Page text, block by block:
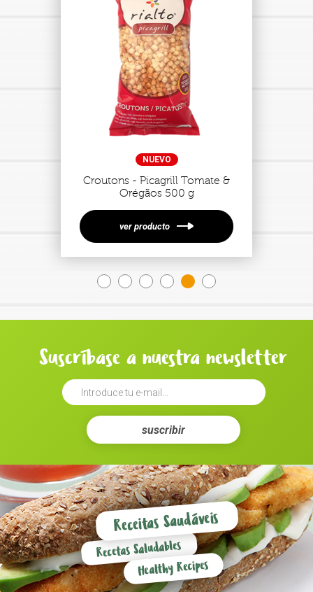
NUEVO
Croutons - Picagrill Tomate &
Orégãos 500 g
ver producto
Suscríbase a nuestra newsletter
suscribir